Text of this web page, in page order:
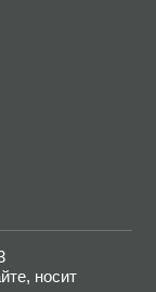
носит